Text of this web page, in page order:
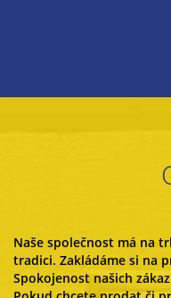
Naše společnost má na
tradici. Zakládáme si na
Spokojenost našich